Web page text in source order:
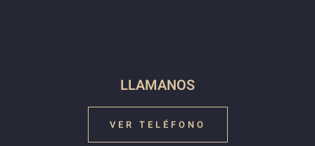
LLAMANOS
VER TELÉFONO